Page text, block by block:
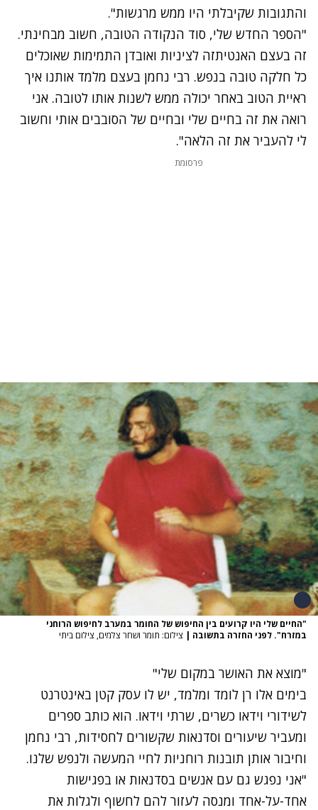
והתגובות שקיבלתי היו ממש מרגשות".
"הספר החדש שלי, סוד הנקודה הטובה, חשוב מבחינתי.
זה בעצם האנטיתזה לציניות ואובדן התמימות שאוכלים
כל חלקה טובה בנפש. רבי נחמן בעצם מלמד אותנו איך
ראיית הטוב באחר יכולה ממש לשנות אותו לטובה. אני
רואה את זה בחיים שלי ובחיים של הסובבים אותי וחשוב
לי להעביר את זה הלאה".
פרסומת
"החיים שלי היו קרועים בין החיפוש של החומר במערב לחיפוש הרוחני
במזרח". לפני החזרה בתשובה | צילום: תומר ושחר צלמים, צילום ביתי
"מוצא את האושר במקום שלי"
בימים אלו רן לומד ומלמד, יש לו עסק קטן באינטרנט
לשידורי וידאו כשרים, שרתי וידאו. הוא כותב ספרים
ומעביר שיעורים וסדנאות שקשורים לחסידות, רבי נחמן
וחיבור אותן תובנות רוחניות לחיי המעשה ולנפש שלנו.
"אני נפגש גם עם אנשים בסדנאות או בפגישות
אחד-על-אחד ומנסה לעזור להם לחשוף ולגלות את